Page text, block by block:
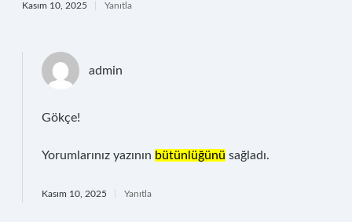
Kasım 10, 2025 Yanıtla
admin
Gökçe!
Yorumlarınız yazının bütünlüğünü sağladı.
Kasım 10, 2025 Yanıtla